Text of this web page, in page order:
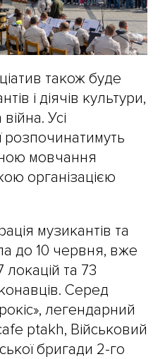
також буде
і діячів культури,
Усі
розпочинатимуть
мовчання
організацією
музикантів та
до 10 червня, вже
та 73
Серед
легендарний
ptakh, Військовий
бригади 2-го